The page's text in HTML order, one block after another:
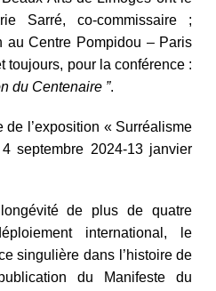
Sarré, co-commissaire ;
au Centre Pompidou – Paris
toujours, pour la conférence :
du Centenaire ”.
de l’exposition « Surréalisme
septembre 2024-13 janvier
de plus de quatre
international, le
singulière dans l’histoire de
du Manifeste du